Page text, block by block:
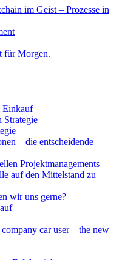
im Geist – Prozesse in
für Morgen.
Einkauf
Strategie
– die entscheidende
Projektmanagements
auf den Mittelstand zu
wir uns gerne?
car user – the new